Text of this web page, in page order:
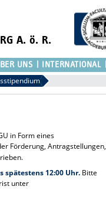
A. ö. R.
UNS INTERNATIONAL
in Form eines
Förderung, Antragstellungen,
spätestens 12:00 Uhr. Bitte
unter